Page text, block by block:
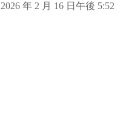
2026 年 2 月 16 日午後 5:52